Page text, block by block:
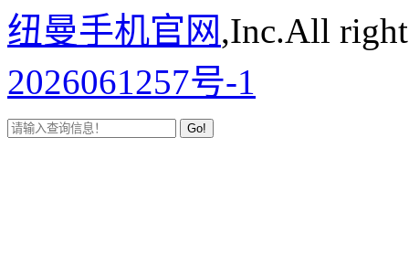
纽曼手机官网,Inc.All
2026061257号-1
Go!